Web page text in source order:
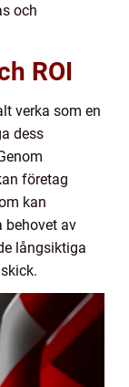
och
ROI
verka som en
dess
företag
kan
behovet av
långsiktiga